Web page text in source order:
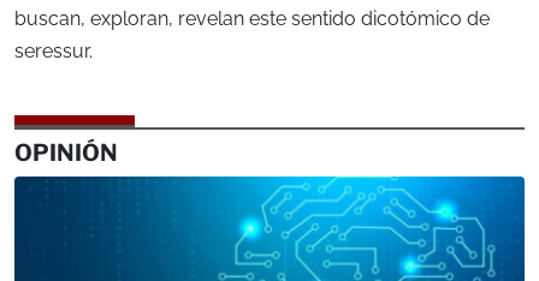
buscan, exploran, revelan este sentido dicotómico de
seressur.
OPINIÓN